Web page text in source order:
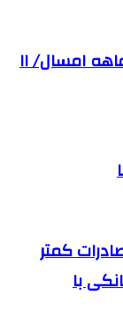
حسابرسی بیش از ۶۷۰ شرکت در ۱۰ماهه امسال/ ۱۱
کمتر
با